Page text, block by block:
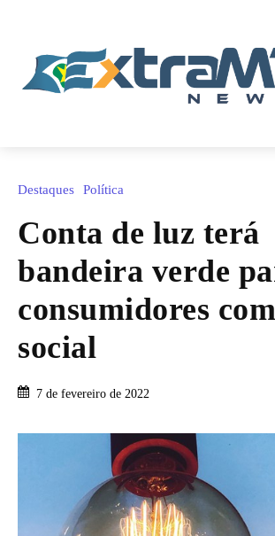
Destaques Política
Conta de luz terá
bandeira verde
consumidores
social
7 de fevereiro de 2022